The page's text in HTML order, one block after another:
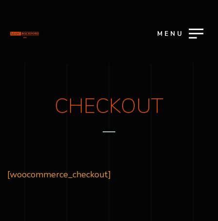
MENU
CHECKOUT
[woocommerce_checkout]